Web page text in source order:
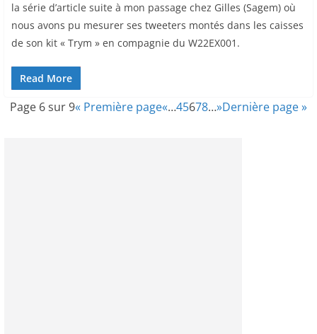
la série d’article suite à mon passage chez Gilles (Sagem) où
nous avons pu mesurer ses tweeters montés dans les caisses
de son kit « Trym » en compagnie du W22EX001.
Read More
Page 6 sur 9« Première page«…45678…»Dernière page »